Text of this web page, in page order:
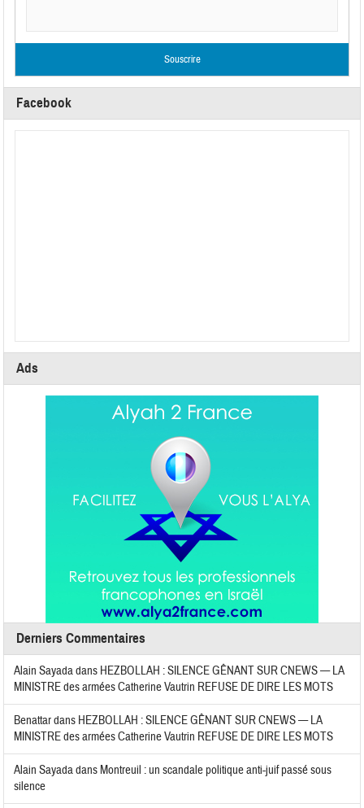
Facebook
Ads
Derniers Commentaires
Alain Sayadadans HEZBOLLAH : SILENCE GÊNANT SUR CNEWS — LA
MINISTRE des armées Catherine Vautrin REFUSE DE DIRE LES MOTS
Benattardans HEZBOLLAH : SILENCE GÊNANT SUR CNEWS — LA
MINISTRE des armées Catherine Vautrin REFUSE DE DIRE LES MOTS
Alain Sayadadans Montreuil : un scandale politique anti-juif passé sous
silence